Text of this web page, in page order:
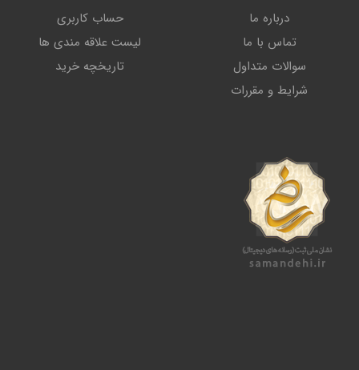
درباره ما
تماس با ما
سوالات متداول
شرایط و مقررات
حساب کاربری
لیست علاقه مندی ها
تاریخچه خرید